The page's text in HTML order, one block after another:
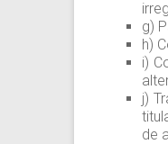
g)
h)
i)
j)
de